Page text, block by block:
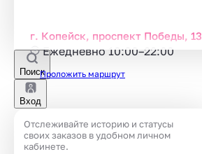
г. Копейск, проспект Победы, 13
Ежедневно 10:00–22:00
Проложить маршрут
Поиск
Вход
Отслеживайте историю и статусы
своих заказов в удобном личном
кабинете.